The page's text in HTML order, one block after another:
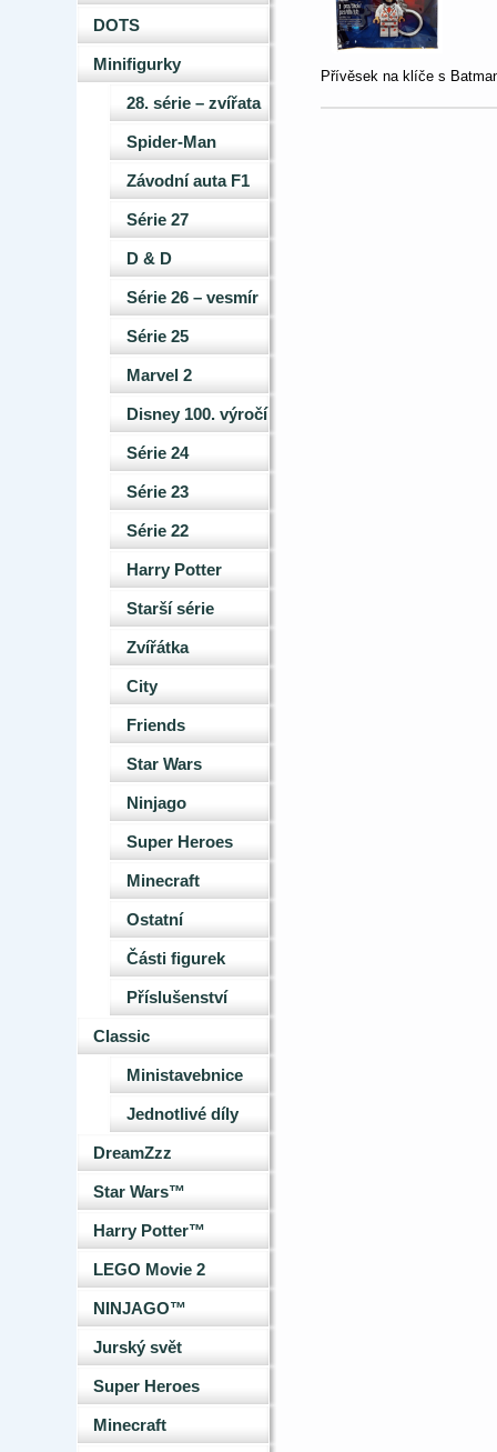
DOTS
Minifigurky
28. série – zvířata
Spider-Man
Závodní auta F1
Série 27
D & D
Série 26 – vesmír
Série 25
Marvel 2
Disney 100. výročí
Série 24
Série 23
Série 22
Harry Potter
Starší série
Zvířátka
City
Friends
Star Wars
Ninjago
Super Heroes
Minecraft
Ostatní
Části figurek
Příslušenství
Classic
Ministavebnice
Jednotlivé díly
DreamZzz
Star Wars™
Harry Potter™
LEGO Movie 2
NINJAGO™
Jurský svět
Super Heroes
Minecraft
Přívěsek na klíče s